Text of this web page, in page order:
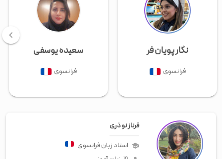
نگار پويان فر
فرانسوی
سعیده یوسفی
فرانسوی
فرناز نوذری
استاد زبانفرانسوی